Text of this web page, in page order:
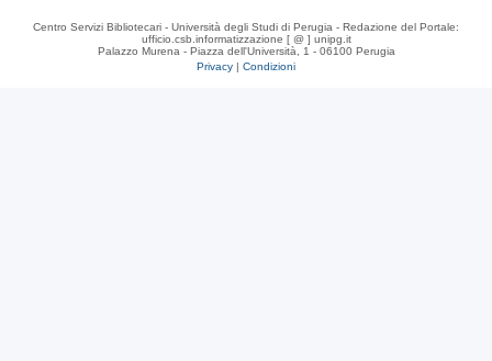
Centro Servizi Bibliotecari - Università degli Studi di Perugia - Redazione del Portale:
ufficio.csb.informatizzazione [ @ ] unipg.it
Palazzo Murena - Piazza dell'Università, 1 - 06100 Perugia
Privacy | Condizioni